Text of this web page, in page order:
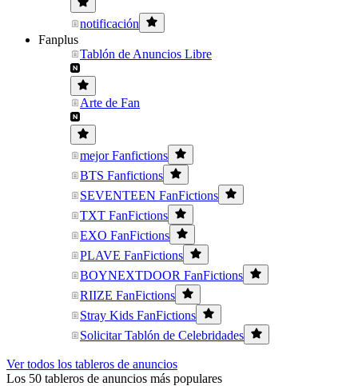
notificación
Fanplus
Tablón de Anuncios Libre
Arte de Fan
mejor Fanfictions
BTS Fanfictions
SEVENTEEN FanFictions
TXT FanFictions
EXO FanFictions
PLAVE FanFictions
BOYNEXTDOOR FanFictions
RIIZE FanFictions
Stray Kids FanFictions
Solicitar Tablón de Celebridades
Ver todos los tableros de anuncios
Los 50 tableros de anuncios más populares